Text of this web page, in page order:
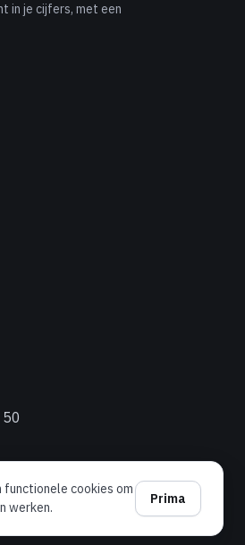
in je cijfers, met een
Privacyverklaring
functionele cookies om
werken.
Prima